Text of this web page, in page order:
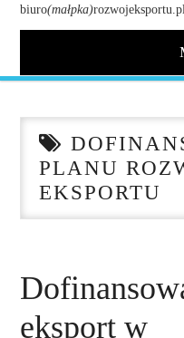
biuro(małpka)rozwojeksportu.pl
O NAS
NASZE USŁUGI
PLAN ROZWOJU
PLANU
EKSPORTU
eksport w